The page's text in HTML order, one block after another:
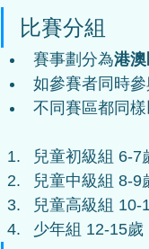
比賽分組
賽事劃分為港
如參賽者同時
不同賽區都同
兒童初級組 6-7
兒童中級組 8-9
兒童高級組 10-
少年組 12-15歲